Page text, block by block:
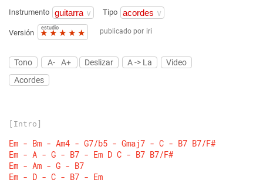
Instrumento Tipo
Versión
estudio
★ ★ ★ ★ ★ publicado por iri
Tono A- A+ Deslizar A -> La
Video
Acordes
[Intro]
Em - Bm - Am4 - G7/b5 - Gmaj7 - C - B7 B7/F#
Em - A - G - B7 - Em D C - B7 B7/F#
Em - Am - G - B7
Em - D - C - B7 - Em